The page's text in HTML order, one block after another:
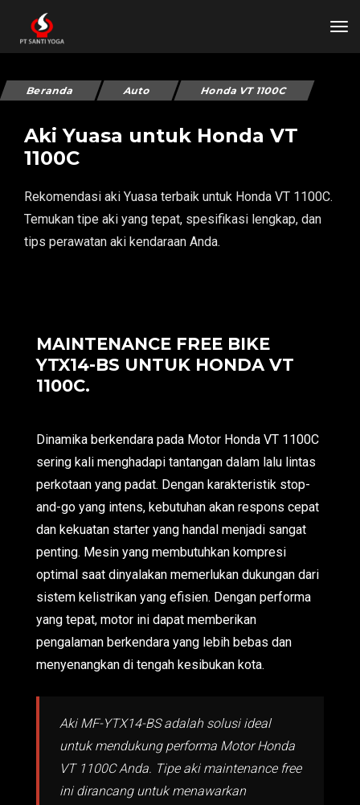
Beranda Auto Honda VT 1100C
Aki Yuasa untuk Honda VT
1100C
Rekomendasi aki Yuasa terbaik untuk Honda VT 1100C.
Temukan tipe aki yang tepat, spesifikasi lengkap, dan
tips perawatan aki kendaraan Anda.
MAINTENANCE FREE BIKE
YTX14-BS UNTUK HONDA VT
1100C.
Dinamika berkendara pada Motor Honda VT 1100C
sering kali menghadapi tantangan dalam lalu lintas
perkotaan yang padat. Dengan karakteristik stop-
and-go yang intens, kebutuhan akan respons cepat
dan kekuatan starter yang handal menjadi sangat
penting. Mesin yang membutuhkan kompresi
optimal saat dinyalakan memerlukan dukungan dari
sistem kelistrikan yang efisien. Dengan performa
yang tepat, motor ini dapat memberikan
pengalaman berkendara yang lebih bebas dan
menyenangkan di tengah kesibukan kota.
Aki MF-YTX14-BS adalah solusi ideal
untuk mendukung performa Motor Honda
VT 1100C Anda. Tipe aki maintenance free
ini dirancang untuk menawarkan